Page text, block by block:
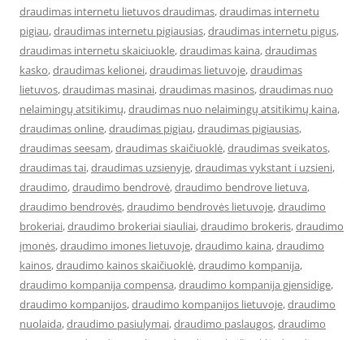
draudimas internetu lietuvos draudimas,draudimas internetu
pigiau,draudimas internetu pigiausias,draudimas internetu pigus,
draudimas internetu skaiciuokle,draudimas kaina,draudimas
kasko,draudimas kelionei,draudimas lietuvoje,draudimas
lietuvos,draudimas masinai,draudimas masinos,draudimas nuo
nelaimingų atsitikimų,draudimas nuo nelaimingų atsitikimų kaina,
draudimas online,draudimas pigiau,draudimas pigiausias,
draudimas seesam,draudimas skaičiuoklė,draudimas sveikatos,
draudimas tai,draudimas uzsienyje,draudimas vykstant i uzsieni,
draudimo,draudimo bendrovė,draudimo bendrove lietuva,
draudimo bendrovės,draudimo bendrovės lietuvoje,draudimo
brokeriai,draudimo brokeriai siauliai,draudimo brokeris,draudimo
įmonės,draudimo imones lietuvoje,draudimo kaina,draudimo
kainos,draudimo kainos skaičiuoklė,draudimo kompanija,
draudimo kompanija compensa,draudimo kompanija gjensidige,
draudimo kompanijos,draudimo kompanijos lietuvoje,draudimo
nuolaida,draudimo pasiulymai,draudimo paslaugos,draudimo